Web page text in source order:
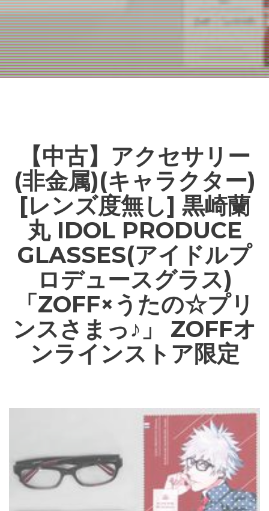
【中古】アクセサリー
(非金属)(キャラクター)
[レンズ度無し] 黒崎蘭
丸 IDOL PRODUCE
GLASSES(アイドルプ
ロデュースグラス)
「ZOFF×うたの☆プリ
ンスさまっ♪」 ZOFFオ
ンラインストア限定